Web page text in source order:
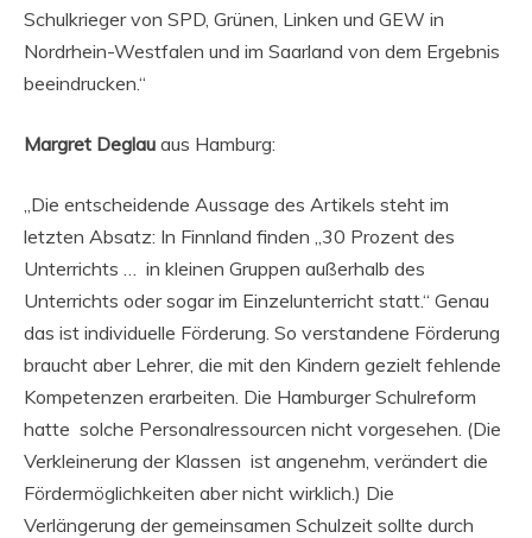
Schulkrieger von SPD, Grünen, Linken und GEW in
Nordrhein-Westfalen und im Saarland von dem Ergebnis
beeindrucken.“
Margret Deglau aus Hamburg:
„Die entscheidende Aussage des Artikels steht im
letzten Absatz: In Finnland finden „30 Prozent des
Unterrichts … in kleinen Gruppen außerhalb des
Unterrichts oder sogar im Einzelunterricht statt.“ Genau
das ist individuelle Förderung. So verstandene Förderung
braucht aber Lehrer, die mit den Kindern gezielt fehlende
Kompetenzen erarbeiten. Die Hamburger Schulreform
hatte solche Personalressourcen nicht vorgesehen. (Die
Verkleinerung der Klassen ist angenehm, verändert die
Fördermöglichkeiten aber nicht wirklich.) Die
Verlängerung der gemeinsamen Schulzeit sollte durch